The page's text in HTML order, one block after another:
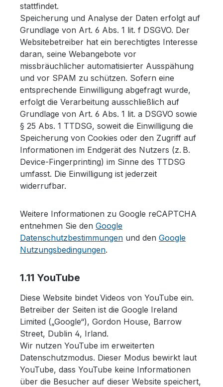
stattfindet.
Speicherung und Analyse der Daten erfolgt auf
Grundlage von Art. 6 Abs. 1 lit. f DSGVO. Der
Websitebetreiber hat ein berechtigtes Interesse
daran, seine Webangebote vor
missbräuchlicher automatisierter Ausspähung
und vor SPAM zu schützen. Sofern eine
entsprechende Einwilligung abgefragt wurde,
erfolgt die Verarbeitung ausschließlich auf
Grundlage von Art. 6 Abs. 1 lit. a DSGVO sowie
§ 25 Abs. 1 TTDSG, soweit die Einwilligung die
Speicherung von Cookies oder den Zugriff auf
Informationen im Endgerät des Nutzers (z. B.
Device-Fingerprinting) im Sinne des TTDSG
umfasst. Die Einwilligung ist jederzeit
widerrufbar.
Weitere Informationen zu Google reCAPTCHA
entnehmen Sie den Google
Datenschutzbestimmungen und den Google
Nutzungsbedingungen.
1.11 YouTube
Diese Website bindet Videos von YouTube ein.
Betreiber der Seiten ist die Google Ireland
Limited („Google“), Gordon House, Barrow
Street, Dublin 4, Irland.
Wir nutzen YouTube im erweiterten
Datenschutzmodus. Dieser Modus bewirkt laut
YouTube, dass YouTube keine Informationen
über die Besucher auf dieser Website speichert,